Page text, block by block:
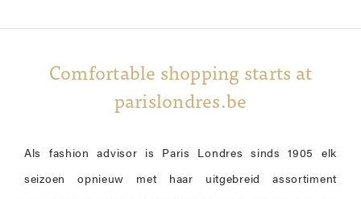
Comfortable shopping starts at
parislondres.be
Als fashion advisor is Paris Londres sinds 1905 elk
seizoen opnieuw met haar uitgebreid assortiment